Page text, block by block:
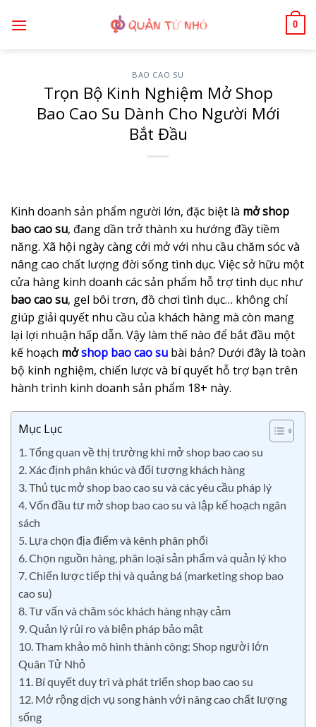
qua
0
BAO CAO SU
Trọn Bộ Kinh Nghiệm Mở Shop
Bao Cao Su Dành Cho Người Mới
Bắt Đầu
Kinh doanh sản phẩm người lớn, đặc biệt là mở shop
bao cao su, đang dần trở thành xu hướng đầy tiềm
năng. Xã hội ngày càng cởi mở với nhu cầu chăm sóc và
nâng cao chất lượng đời sống tình dục. Việc sở hữu một
cửa hàng kinh doanh các sản phẩm hỗ trợ tình dục như
bao cao su, gel bôi trơn, đồ chơi tình dục… không chỉ
giúp giải quyết nhu cầu của khách hàng mà còn mang
lại lợi nhuận hấp dẫn. Vậy làm thế nào để bắt đầu một
kế hoạch mởshop bao cao su bài bản? Dưới đây là toàn
bộ kinh nghiệm, chiến lược và bí quyết hỗ trợ bạn trên
hành trình kinh doanh sản phẩm 18+ này.
Mục Lục
1. Tổng quan về thị trường khi mở shop bao cao su
2. Xác định phân khúc và đối tượng khách hàng
3. Thủ tục mở shop bao cao su và các yêu cầu pháp lý
4. Vốn đầu tư mở shop bao cao su và lập kế hoạch ngân
sách
5. Lựa chọn địa điểm và kênh phân phối
6. Chọn nguồn hàng, phân loại sản phẩm và quản lý kho
7. Chiến lược tiếp thị và quảng bá (marketing shop bao
cao su)
8. Tư vấn và chăm sóc khách hàng nhạy cảm
9. Quản lý rủi ro và biện pháp bảo mật
10. Tham khảo mô hình thành công: Shop người lớn
Quân Tử Nhỏ
11. Bí quyết duy trì và phát triển shop bao cao su
12. Mở rộng dịch vụ song hành với nâng cao chất lượng
sống